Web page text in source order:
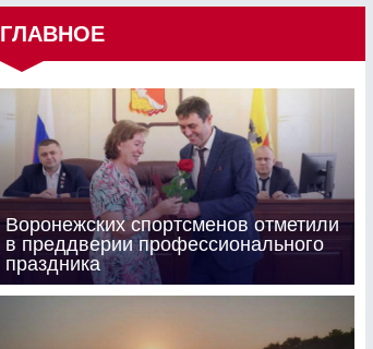
ГЛАВНОЕ
Воронежских спортсменов отметили
в преддверии профессионального
праздника